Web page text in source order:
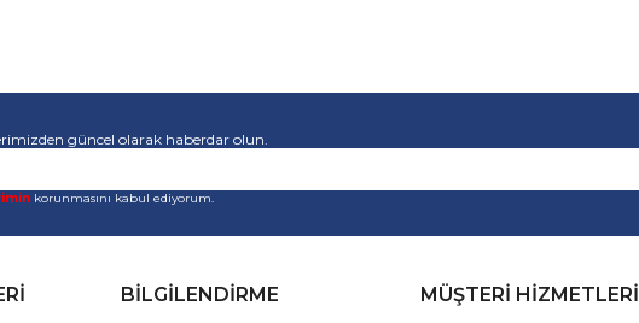
güncel olarak haberdar olun.
korunmasını kabul ediyorum.
BİLGİLENDİRME MÜŞTERİ HİZMETLERİ